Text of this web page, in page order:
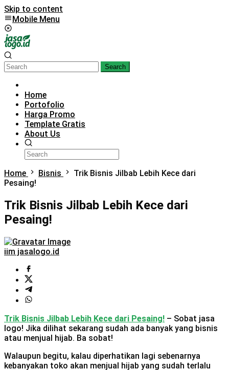
Skip to content
Mobile Menu
Search
Home
Portofolio
Harga Promo
Template Gratis
About Us
Home Bisnis
Trik Bisnis Jilbab Lebih Kece dari
Pesaing!
Trik Bisnis Jilbab Lebih Kece dari
Pesaing!
iim jasalogo.id
Trik Bisnis Jilbab Lebih Kece dari Pesaing! – Sobat jasa
logo! Jika dilihat sekarang sudah ada banyak yang bisnis
atau menjual hijab. Ba sobat!
Walaupun begitu, kalau diperhatikan lagi sebenarnya
kebanyakan toko akan menjual hijab yang sudah terlalu